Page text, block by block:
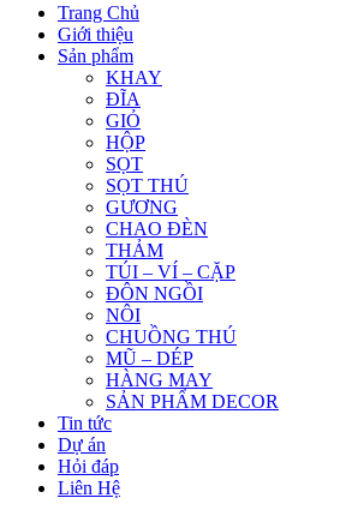
Trang Chủ
Giới thiệu
Sản phẩm
KHAY
ĐĨA
GIỎ
HỘP
SỌT
SỌT THÚ
GƯƠNG
CHAO ĐÈN
THẢM
TÚI – VÍ – CẶP
ĐÔN NGỒI
NÔI
CHUỒNG THÚ
MŨ – DÉP
HÀNG MAY
SẢN PHẨM DECOR
Tin tức
Dự án
Hỏi đáp
Liên Hệ